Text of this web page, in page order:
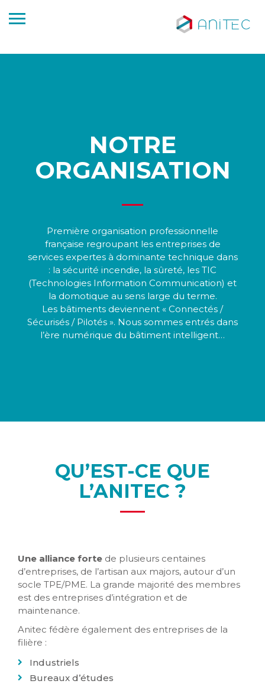
NOTRE
ORGANISATION
Première organisation professionnelle
française regroupant les entreprises de
services expertes à dominante technique dans
: la sécurité incendie, la sûreté, les TIC
(Technologies Information Communication) et
la domotique au sens large du terme.
Les bâtiments deviennent « Connectés /
Sécurisés / Pilotés ». Nous sommes entrés dans
l’ère numérique du bâtiment intelligent…
QU’EST-CE QUE
L’ANITEC ?
Une alliance forte de plusieurs centaines
d’entreprises, de l’artisan aux majors, autour d’un
socle TPE/PME. La grande majorité des membres
est des entreprises d’intégration et de
maintenance.
Anitec fédère également des entreprises de la
filière :
Industriels
Bureaux d’études